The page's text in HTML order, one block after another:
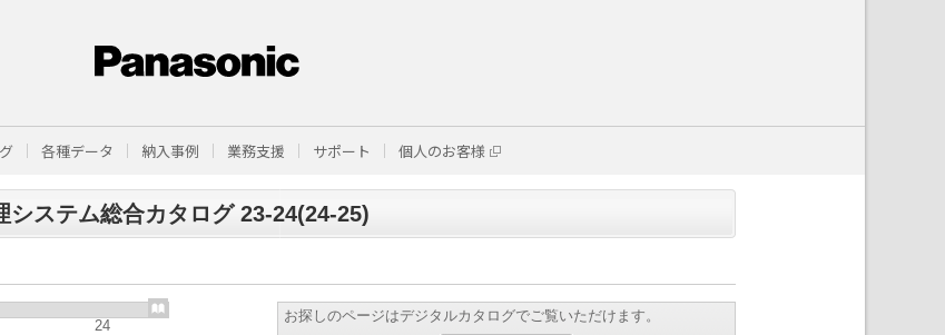
各種データ 納入事例 業務支援 サポート 個人のお客様
システム総合カタログ 23-24(24-25)
24
お探しのページはデジタルカタログでご覧いただけます。